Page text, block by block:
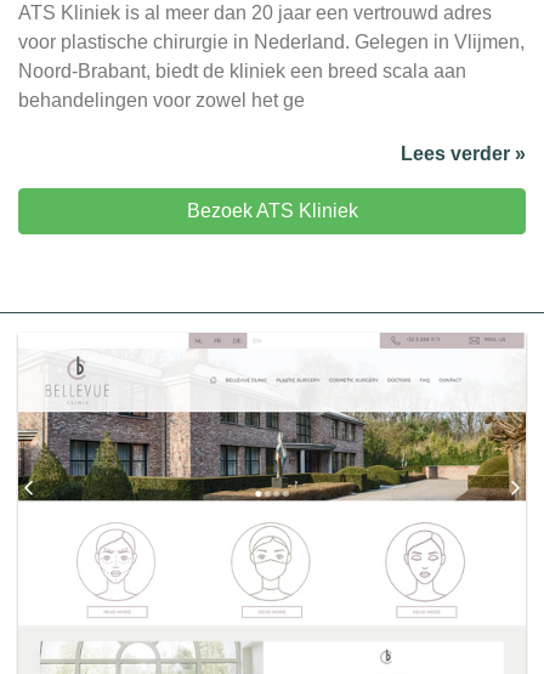
ATS Kliniek is al meer dan 20 jaar een vertrouwd adres
voor plastische chirurgie in Nederland. Gelegen in Vlijmen,
Noord-Brabant, biedt de kliniek een breed scala aan
behandelingen voor zowel het ge
Lees verder »
Bezoek ATS Kliniek